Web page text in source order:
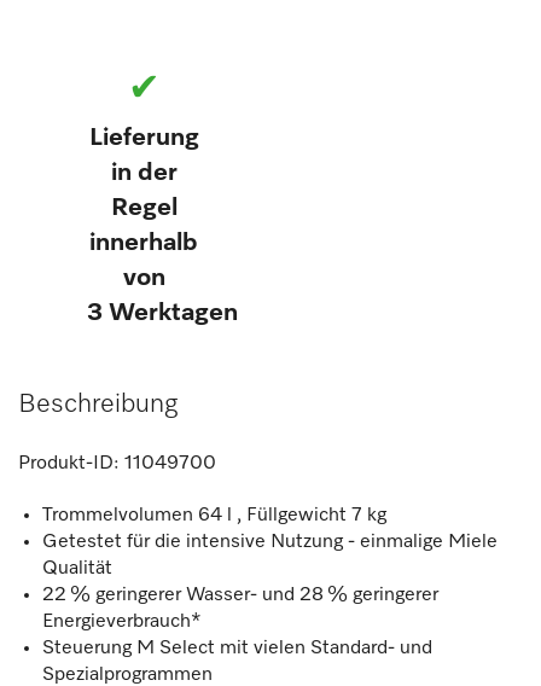
✔
Lieferung
in der
Regel
innerhalb
von
3 Werktagen
Beschreibung
Produkt-ID: 11049700
Trommelvolumen 64 l , Füllgewicht 7 kg
Getestet für die intensive Nutzung - einmalige Miele
Qualität
22 % geringerer Wasser- und 28 % geringerer
Energieverbrauch*
Steuerung M Select mit vielen Standard- und
Spezialprogrammen